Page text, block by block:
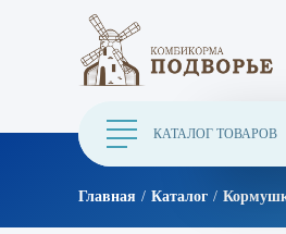
КАТАЛОГ ТОВАРОВ
Главная Каталог